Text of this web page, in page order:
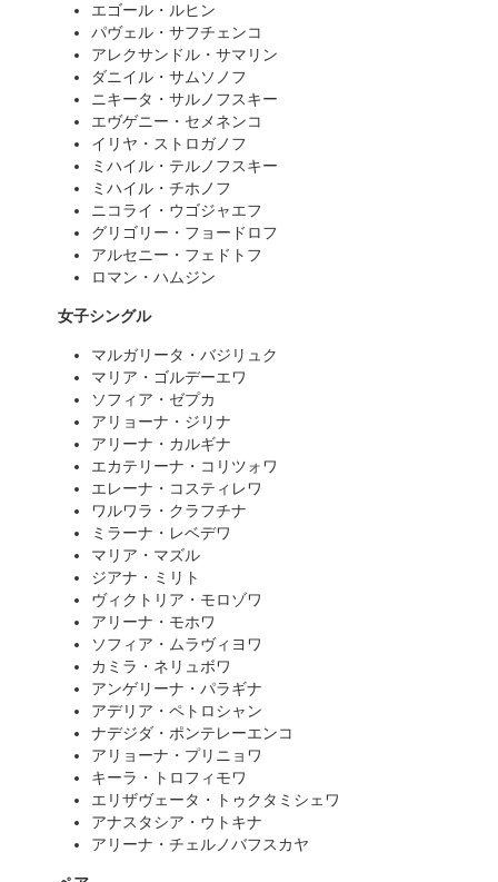
エゴール・ルヒン
パヴェル・サフチェンコ
アレクサンドル・サマリン
ダニイル・サムソノフ
ニキータ・サルノフスキー
エヴゲニー・セメネンコ
イリヤ・ストロガノフ
ミハイル・テルノフスキー
ミハイル・チホノフ
ニコライ・ウゴジャエフ
グリゴリー・フョードロフ
アルセニー・フェドトフ
ロマン・ハムジン
女子シングル
マルガリータ・バジリュク
マリア・ゴルデーエワ
ソフィア・ゼプカ
アリョーナ・ジリナ
アリーナ・カルギナ
エカテリーナ・コリツォワ
エレーナ・コスティレワ
ワルワラ・クラフチナ
ミラーナ・レベデワ
マリア・マズル
ジアナ・ミリト
ヴィクトリア・モロゾワ
アリーナ・モホワ
ソフィア・ムラヴィヨワ
カミラ・ネリュボワ
アンゲリーナ・パラギナ
アデリア・ペトロシャン
ナデジダ・ポンテレーエンコ
アリョーナ・プリニョワ
キーラ・トロフィモワ
エリザヴェータ・トゥクタミシェワ
アナスタシア・ウトキナ
アリーナ・チェルノバフスカヤ